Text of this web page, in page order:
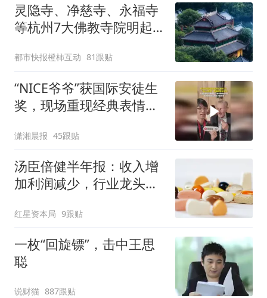
灵隐寺、净慈寺、永福寺
等杭州7大佛教寺院明起
都市快报橙柿互动 81跟贴
“NICE爷爷”获国际安徒生
奖，现场重现经典表情
潇湘晨报 45跟贴
汤臣倍健半年报：收入增
加利润减少，行业龙头的
红星资本局 9跟贴
一枚“回旋镖”，击中王思
聪
说财猫 887跟贴